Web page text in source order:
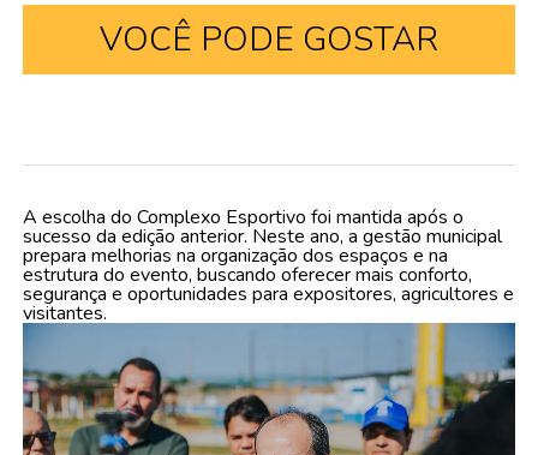
VOCÊ PODE GOSTAR
A escolha do Complexo Esportivo foi mantida após o
sucesso da edição anterior. Neste ano, a gestão municipal
prepara melhorias na organização dos espaços e na
estrutura do evento, buscando oferecer mais conforto,
segurança e oportunidades para expositores, agricultores e
visitantes.